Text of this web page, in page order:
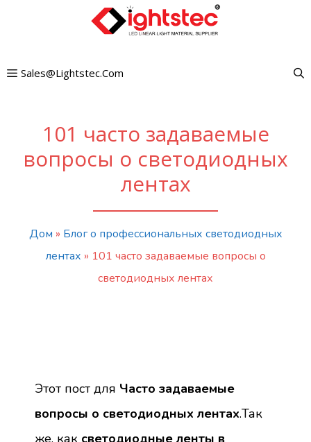
Sales@lightstec.com
101 часто задаваемые
вопросы о светодиодных
лентах
Дом » Блог о профессиональных светодиодных
лентах » 101 часто задаваемые вопросы о
светодиодных лентах
Этот пост для Часто задаваемые
вопросы о светодиодных лентах.Так
же, как светодиодные ленты в